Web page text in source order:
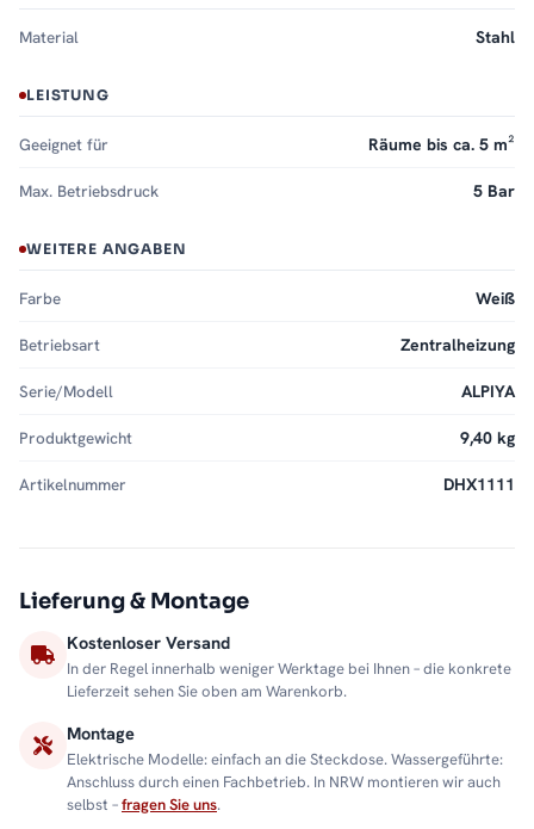
Material Stahl
LEISTUNG
Geeignet für Räume bis ca. 5 m²
Max. Betriebsdruck 5 Bar
WEITERE ANGABEN
Farbe Weiß
Betriebsart Zentralheizung
Serie/Modell ALPIYA
Produktgewicht 9,40 kg
Artikelnummer DHX1111
Lieferung & Montage
Kostenloser Versand
In der Regel innerhalb weniger Werktage bei Ihnen – die konkrete
Lieferzeit sehen Sie oben am Warenkorb.
Montage
Elektrische Modelle: einfach an die Steckdose. Wassergeführte:
Anschluss durch einen Fachbetrieb. In NRW montieren wir auch
selbst –fragen Sie uns.